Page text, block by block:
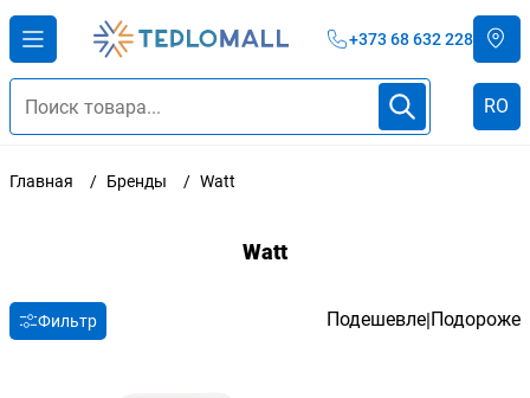
+373 68 632 228
RO
Главная Бренды Watt
Watt
Фильтр Подешевле|Подороже